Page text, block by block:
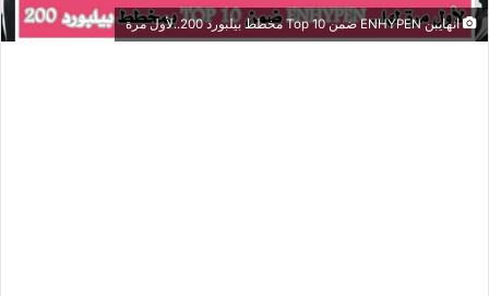
انهايبن ENHYPEN ضمن Top 10 مخطط بيلبورد 200..لأول مرة